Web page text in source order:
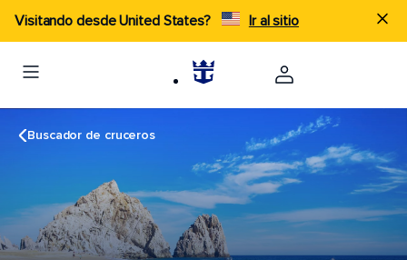
Visitando desde United States? Ir al sitio
Buscador de cruceros